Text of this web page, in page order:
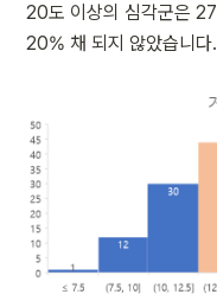
20도 이상의 심각군은
20% 채 되지 않았습니다.